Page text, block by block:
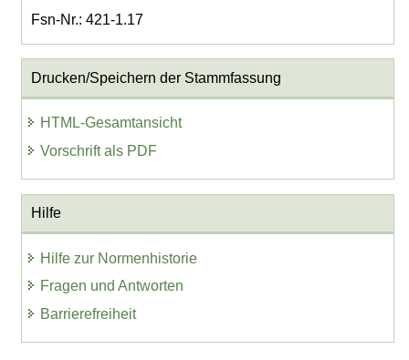
Fsn-Nr.: 421-1.17
Drucken/Speichern der Stammfassung
HTML-Gesamtansicht
Vorschrift als PDF
Hilfe
Hilfe zur Normenhistorie
Fragen und Antworten
Barrierefreiheit